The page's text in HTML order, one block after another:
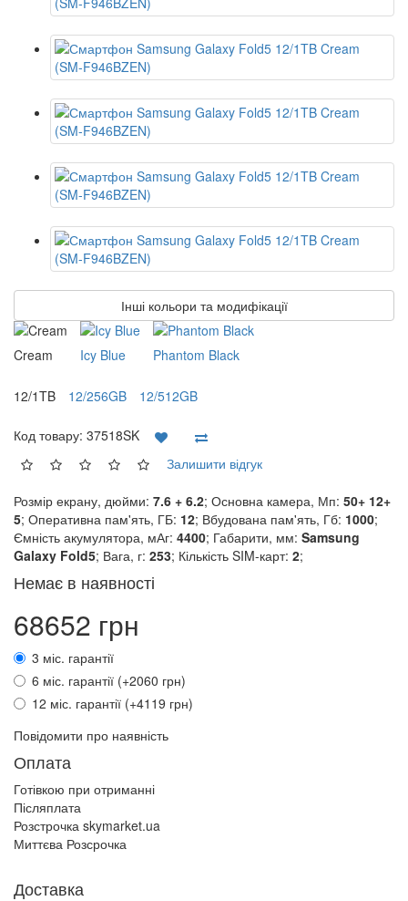
Інші кольори та модифікації
Cream Icy Blue Phantom Black
12/1TB 12/256GB 12/512GB
Код товару: 37518SK
Залишити відгук
Розмір екрану, дюйми: 7.6 + 6.2; Основна камера, Мп: 50+ 12+
5; Оперативна пам'ять, ГБ: 12; Вбудована пам'ять, Гб: 1000;
Ємність акумулятора, мАг: 4400; Габарити, мм: Samsung
Galaxy Fold5; Вага, г: 253; Кількість SIM-карт: 2;
Немає в наявності
68652 грн
3 міс. гарантії
6 міс. гарантії (+2060 грн)
12 міс. гарантії (+4119 грн)
Повідомити про наявність
Оплата
Готівкою при отриманні
Післяплата
Розстрочка skymarket.ua
Миттєва Розсрочка
Доставка